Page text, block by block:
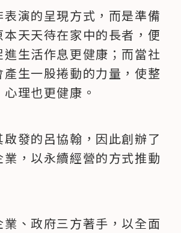
演的呈現方式，而是準備
天天待在家中的長者，便
生活作息更健康；而當社
生一股捲動的力量，使整
理也更健康。
發的呂協翰，因此創辦了
，以永續經營的方式推動
、政府三方著手，以全面